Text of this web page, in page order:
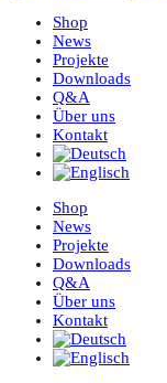
Shop
News
Projekte
Downloads
Q&A
Über uns
Kontakt
Shop
News
Projekte
Downloads
Q&A
Über uns
Kontakt